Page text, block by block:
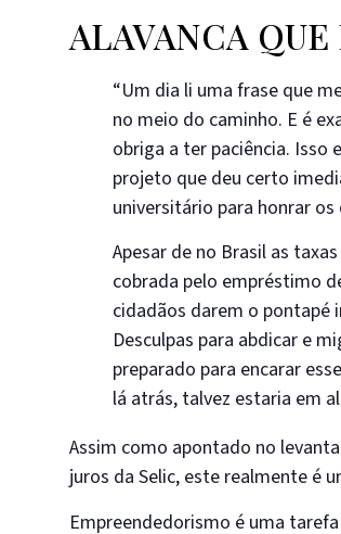
ALAVANCA
“Um dia li uma frase que
no meio do caminho. E é
obriga a ter paciência. Isso
projeto que deu certo
universitário para honrar
Apesar de no Brasil as
cobrada pelo empréstimo
cidadãos darem o pontapé
Desculpas para abdicar e
preparado para encarar
lá atrás, talvez estaria em
Assim como apontado no
juros da Selic, este realmente é
Empreendedorismo é uma